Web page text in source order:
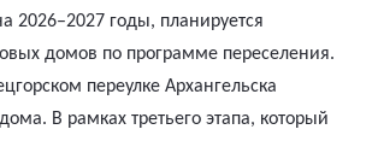
2026–2027 годы, планируется
домов по программе переселения.
переулке Архангельска
В рамках третьего этапа, который